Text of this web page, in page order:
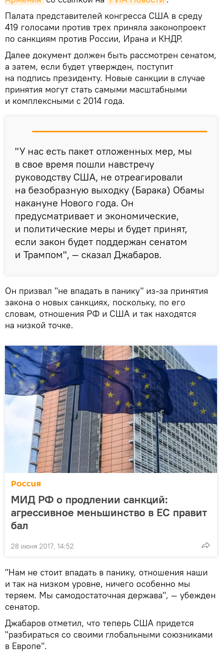
Палата представителей конгресса США в среду
419 голосами против трех приняла законопроект
по санкциям против России, Ирана и КНДР.
Далее документ должен быть рассмотрен сенатом,
а затем, если будет утвержден, поступит
на подпись президенту. Новые санкции в случае
принятия могут стать самыми масштабными
и комплексными с 2014 года.
"У нас есть пакет отложенных мер, мы
в свое время пошли навстречу
руководству США, не отреагировали
на безобразную выходку (Барака) Обамы
накануне Нового года. Он
предусматривает и экономические,
и политические меры и будет принят,
если закон будет поддержан сенатом
и Трампом", — сказал Джабаров.
Он призвал "не впадать в панику" из-за принятия
закона о новых санкциях, поскольку, по его
словам, отношения РФ и США и так находятся
на низкой точке.
Россия
МИД РФ о продлении санкций:
агрессивное меньшинство в ЕС правит
бал
28 июня 2017, 14:52
"Нам не стоит впадать в панику, отношения наши
и так на низком уровне, ничего особенно мы
теряем. Мы самодостаточная держава", — убежден
сенатор.
Джабаров отметил, что теперь США придется
"разбираться со своими глобальными союзниками
в Европе".